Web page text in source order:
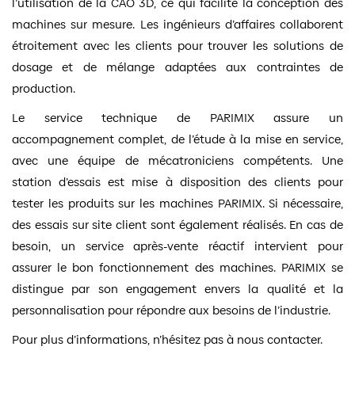
machines sur mesure. Les ingénieurs d’affaires collaborent
étroitement avec les clients pour trouver les solutions de
dosage et de mélange adaptées aux contraintes de
production.
Le service technique de PARIMIX assure un
accompagnement complet, de l’étude à la mise en service,
avec une équipe de mécatroniciens compétents. Une
station d’essais est mise à disposition des clients pour
tester les produits sur les machines PARIMIX. Si nécessaire,
des essais sur site client sont également réalisés. En cas de
besoin, un service après-vente réactif intervient pour
assurer le bon fonctionnement des machines. PARIMIX se
distingue par son engagement envers la qualité et la
personnalisation pour répondre aux besoins de l’industrie.
Pour plus d’informations, n’hésitez pas à nous contacter.